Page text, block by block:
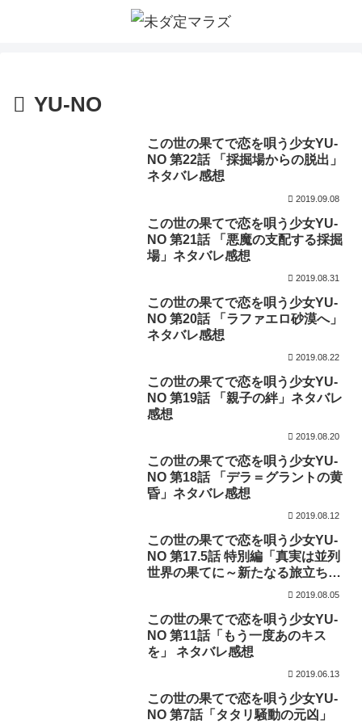
YU-NO
この世の果てで恋を唄う少女YU-
NO 第22話 「採掘場からの脱出」
ネタバレ感想
2019.09.08
この世の果てで恋を唄う少女YU-
NO 第21話 「悪魔の支配する採掘
場」ネタバレ感想
2019.08.31
この世の果てで恋を唄う少女YU-
NO 第20話 「ラファエロ砂漠へ」
ネタバレ感想
2019.08.22
この世の果てで恋を唄う少女YU-
NO 第19話 「親子の絆」ネタバレ
感想
2019.08.20
この世の果てで恋を唄う少女YU-
NO 第18話 「デラ＝グラントの黄
昏」ネタバレ感想
2019.08.12
この世の果てで恋を唄う少女YU-
NO 第17.5話 特別編「真実は並列
世界の果てに～新たなる旅立ちへ
2019.08.05
この世の果てで恋を唄う少女YU-
NO 第11話「もう一度あのキス
を」 ネタバレ感想
2019.06.13
この世の果てで恋を唄う少女YU-
NO 第7話「タタリ騒動の元凶」